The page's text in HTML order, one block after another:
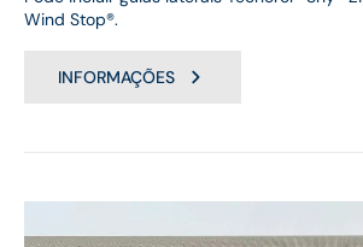
Wind Stop®.
INFORMAÇÕES